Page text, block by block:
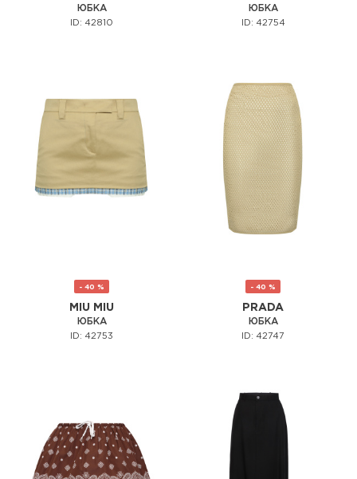
ЮБКА
ID: 42810
ЮБКА
ID: 42754
- 40 %
MIU MIU
ЮБКА
ID: 42753
- 40 %
PRADA
ЮБКА
ID: 42747